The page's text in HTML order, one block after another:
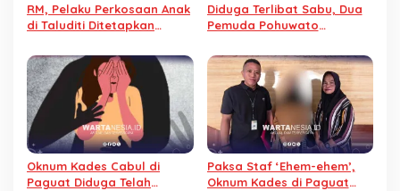
RM, Pelaku Perkosaan Anak
di Taluditi Ditetapkan
Diduga Terlibat Sabu, Dua
Pemuda Pohuwato
Oknum Kades Cabul di
Paguat Diduga Telah
Paksa Staf ‘Ehem-ehem’,
Oknum Kades di Paguat